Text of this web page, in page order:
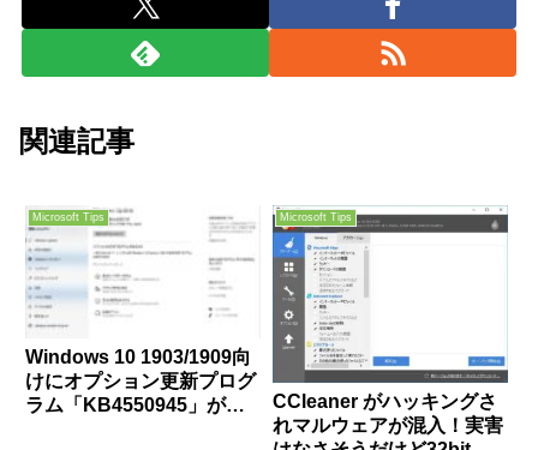
関連記事
Microsoft Tips
Windows 10 1903/1909向
けにオプション更新プログ
ラム「KB4550945」が配
Microsoft Tips
CCleaner がハッキングさ
れマルウェアが混入！実害